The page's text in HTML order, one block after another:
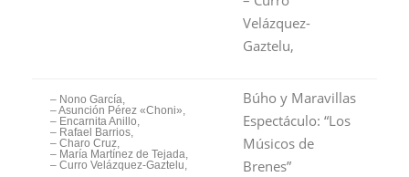
Velázquez-
Gaztelu,
– Nono García,
– Asunción Pérez «Choni»,
– Encarnita Anillo,
– Rafael Barrios,
– Charo Cruz,
– María Martínez de Tejada,
– Curro Velázquez-Gaztelu,
Búho y Maravillas
Espectáculo: “Los
Músicos de
Brenes”